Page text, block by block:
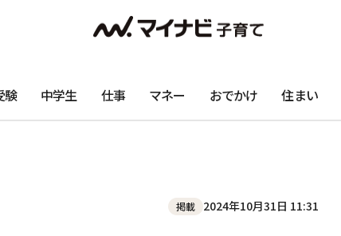
験 中学生 仕事 マネー おでかけ 住まい
掲載 2024年10月31日 11:31